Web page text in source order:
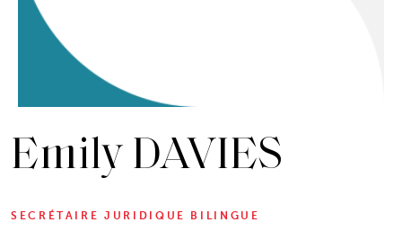
Emily DAVIES
SECRÉTAIRE JURIDIQUE BILINGUE